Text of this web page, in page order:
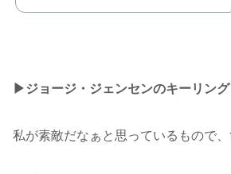
▶︎ジョージ・ジェンセンのキーリング
私が素敵だなぁと思っているもので、